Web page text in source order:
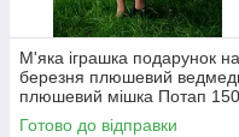
М'яка іграшка подарунок
березня плюшевий
плюшевий мішка Потап 150
см Кремовий
Готово до відправки